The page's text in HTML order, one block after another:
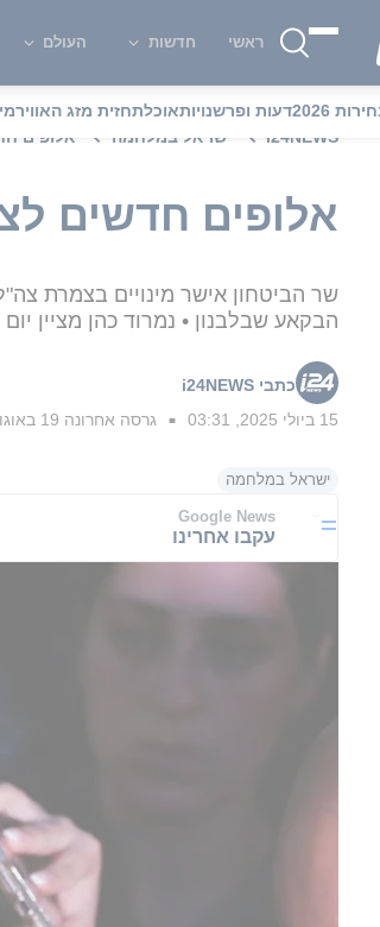
ראשי חדשות העולם
2026 דעות ופרשנויותאוכלתחזית מזג האוויר
i24NEWS
ישראל במלחמה אלופים
אלופים חדשים
שר הביטחון אישר מינויים בצמרת
הבקאע שבלבנון • נמרוד כהן מציין יום
כתבי i24NEWS
15 ביולי 2025, 03:31
■ גרסה אחרונה 19 באוגוסט 2025, 18:29
ישראל במלחמה
Google News
עקבו אחרינו